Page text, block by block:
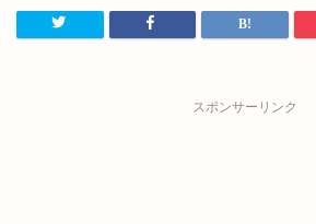
スポンサーリンク